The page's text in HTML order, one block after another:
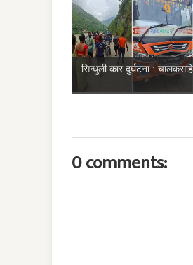
सिन्धुली कार दुर्घटना :
0 comments: